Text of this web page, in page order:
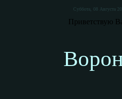
Суббота, 08 Августа
Приветствую